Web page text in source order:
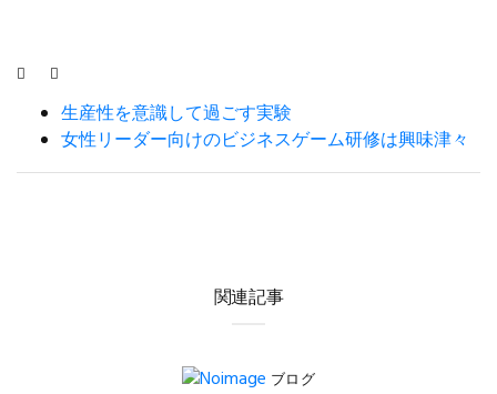
生産性を意識して過ごす実験
女性リーダー向けのビジネスゲーム研修は興味津々
関連記事
ブログ